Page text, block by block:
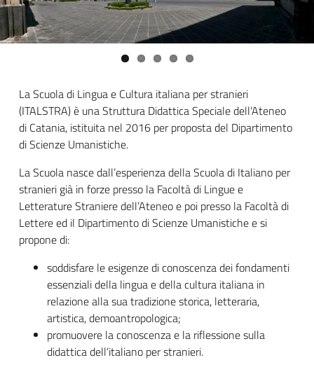
La Scuola di Lingua e Cultura italiana per stranieri
(ITALSTRA) è una Struttura Didattica Speciale dell’Ateneo
di Catania, istituita nel 2016 per proposta del Dipartimento
di Scienze Umanistiche.
La Scuola nasce dall’esperienza della Scuola di Italiano per
stranieri già in forze presso la Facoltà di Lingue e
Letterature Straniere dell’Ateneo e poi presso la Facoltà di
Lettere ed il Dipartimento di Scienze Umanistiche e si
propone di:
soddisfare le esigenze di conoscenza dei fondamenti
essenziali della lingua e della cultura italiana in
relazione alla sua tradizione storica, letteraria,
artistica, demoantropologica;
promuovere la conoscenza e la riflessione sulla
didattica dell’italiano per stranieri.